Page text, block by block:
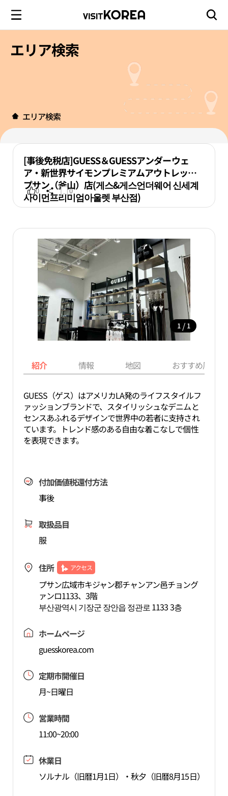
エリア検索
エリア検索
[事後免税店]GUESS＆GUESSアンダーウェ
ア・新世界サイモンプレミアムアウトレット
プサン（釜山）店(게스&게스언더웨어 신세계
사이먼프리미엄아울렛 부산점)
0 0
1 / 1
紹介 情報 地図 おすすめ周辺
GUESS（ゲス）はアメリカLA発のライフスタイルフ
ァッションブランドで、スタイリッシュなデニムと
センスあふれるデザインで世界中の若者に支持され
ています。トレンド感のある自由な着こなしで個性
を表現できます。
付加価値税還付方法
事後
取扱品目
服
住所 アクセス
プサン広域市キジャン郡チャンアン邑チョング
ァンロ1133、3階
부산광역시 기장군 장안읍 정관로 1133 3층
ホームページ
guesskorea.com
定期市開催日
月~日曜日
営業時間
11:00~20:00
休業日
ソルナル（旧暦1月1日）・秋夕（旧暦8月15日）